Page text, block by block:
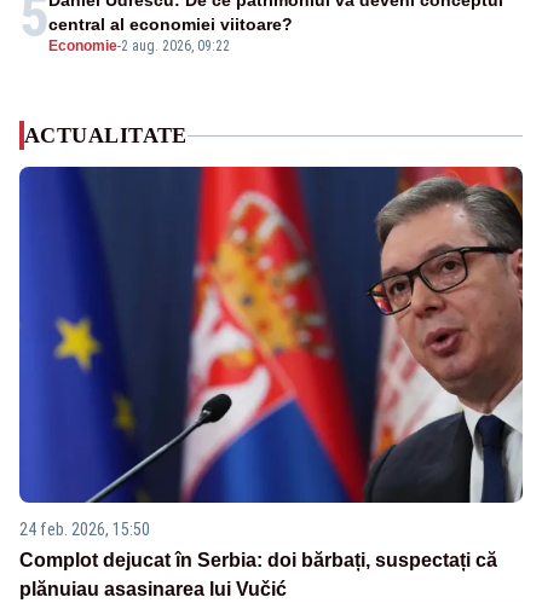
5 Economie-2 aug. 2026, 09:22
central al economiei viitoare?
ACTUALITATE
24 feb. 2026, 15:50
Complot dejucat în Serbia: doi bărbați, suspectați că
plănuiau asasinarea lui Vučić